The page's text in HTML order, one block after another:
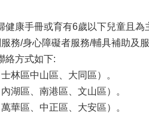
康手冊或育有6歲以下兒童且為
務/身心障礙者服務/輔具補助及
絡方式如下:
林區中山區、大同區）。
湖區、南港區、文山區）。
華區、中正區、大安區）。